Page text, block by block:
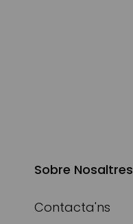
Sobre Nosaltres
Contacta'ns